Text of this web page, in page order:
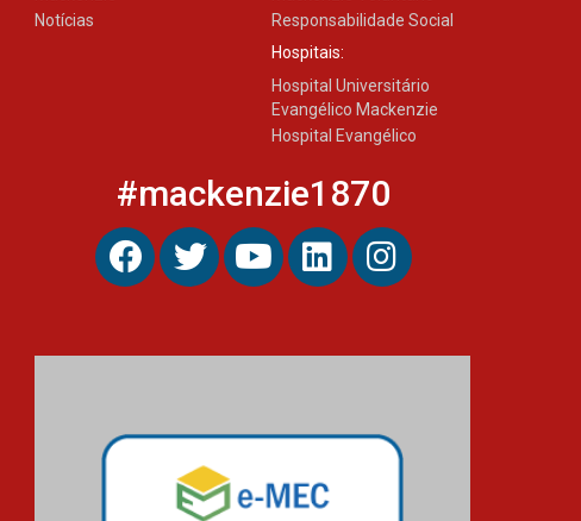
Notícias
Responsabilidade Social
Hospitais:
Hospital Universitário
Evangélico Mackenzie
Hospital Evangélico
#mackenzie1870